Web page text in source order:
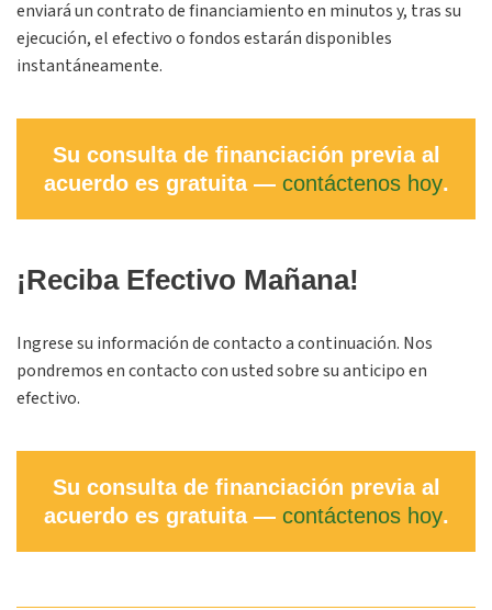
enviará un contrato de financiamiento en minutos y, tras su
ejecución, el efectivo o fondos estarán disponibles
instantáneamente.
Su consulta de financiación previa al
acuerdo es gratuita — contáctenos hoy.
¡Reciba Efectivo Mañana!
Ingrese su información de contacto a continuación. Nos
pondremos en contacto con usted sobre su anticipo en
efectivo.
Su consulta de financiación previa al
acuerdo es gratuita — contáctenos hoy.